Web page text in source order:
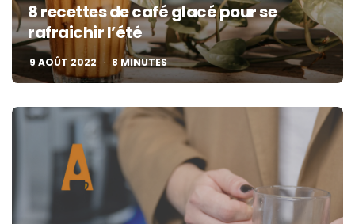
8 recettes de café glacé pour se
rafraichir l’été
9 AOÛT 2022 8 MINUTES